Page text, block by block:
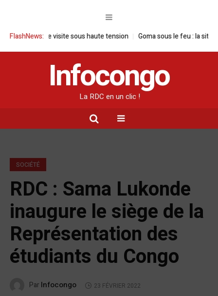
FlashNews:
: une visite sous haute tension Goma sous le feu : la situation
Infocongo
La RDC en un clic !
SOCIÉTÉ
RDC : Sama Lukonde
inaugure le siège de la
Représentation des
étudiants du Congo
Par Infocongo 23 FÉVRIER 2022